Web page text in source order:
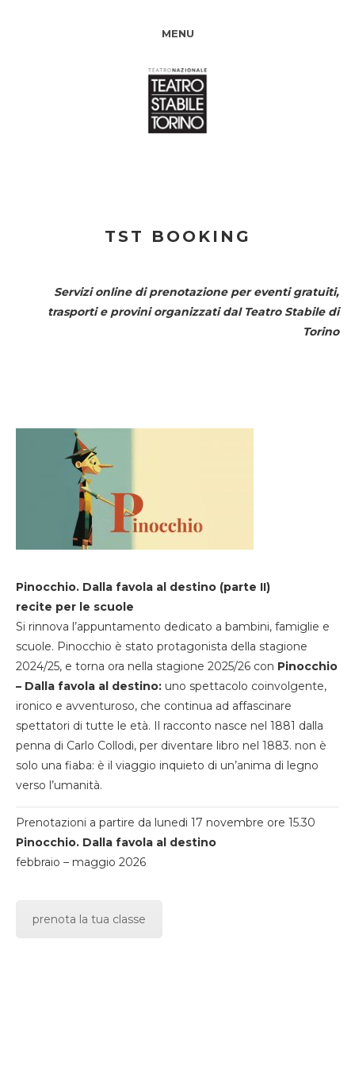
MENU
TST BOOKING
Servizi online di prenotazione per eventi gratuiti,
trasporti e provini organizzati dal Teatro Stabile di
Torino
Pinocchio. Dalla favola al destino (parte II)
recite per le scuole
Si rinnova l’appuntamento dedicato a bambini, famiglie e
scuole. Pinocchio è stato protagonista della stagione
2024/25, e torna ora nella stagione 2025/26 con Pinocchio
– Dalla favola al destino: uno spettacolo coinvolgente,
ironico e avventuroso, che continua ad affascinare
spettatori di tutte le età. Il racconto nasce nel 1881 dalla
penna di Carlo Collodi, per diventare libro nel 1883. non è
solo una fiaba: è il viaggio inquieto di un’anima di legno
verso l’umanità.
Prenotazioni a partire da lunedi 17 novembre ore 15.30
Pinocchio. Dalla favola al destino
febbraio – maggio 2026
prenota la tua classe